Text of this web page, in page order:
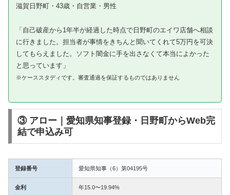
滋賀日野町・43歳・自営業・男性
「自己破産から1年半が経過した時点で日野町のエイワ店舗へ相談
に行きました。担当者が事情をきちんと聞いてくれて5万円を可決
してもらえました。ソフト闇金に手を出さなくて本当によかった
と思っています」
※ケーススタディです。審査通過を保証するものではありません
③ アロー｜愛知県知事登録・日野町からWeb完
結で申込み可
登録番号 愛知県知事（6）第04195号
金利 年15.0〜19.94%